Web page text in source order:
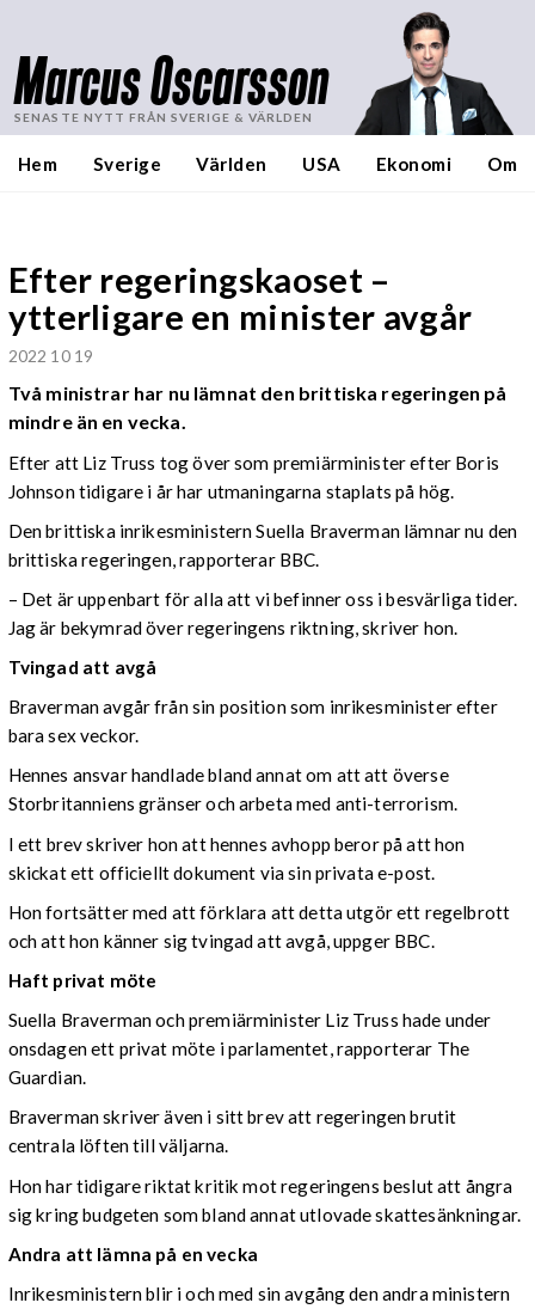
Marcus Oscarsson
SENASTE NYTT FRÅN SVERIGE & VÄRLDEN
Hem Sverige Världen USA Ekonomi Om
Efter regeringskaoset –
ytterligare en minister avgår
2022 10 19
Två ministrar har nu lämnat den brittiska regeringen på
mindre än en vecka.
Efter att Liz Truss tog över som premiärminister efter Boris
Johnson tidigare i år har utmaningarna staplats på hög.
Den brittiska inrikesministern Suella Braverman lämnar nu den
brittiska regeringen, rapporterar BBC.
– Det är uppenbart för alla att vi befinner oss i besvärliga tider.
Jag är bekymrad över regeringens riktning, skriver hon.
Tvingad att avgå
Braverman avgår från sin position som inrikesminister efter
bara sex veckor.
Hennes ansvar handlade bland annat om att att överse
Storbritanniens gränser och arbeta med anti-terrorism.
I ett brev skriver hon att hennes avhopp beror på att hon
skickat ett officiellt dokument via sin privata e-post.
Hon fortsätter med att förklara att detta utgör ett regelbrott
och att hon känner sig tvingad att avgå, uppger BBC.
Haft privat möte
Suella Braverman och premiärminister Liz Truss hade under
onsdagen ett privat möte i parlamentet, rapporterar The
Guardian.
Braverman skriver även i sitt brev att regeringen brutit
centrala löften till väljarna.
Hon har tidigare riktat kritik mot regeringens beslut att ångra
sig kring budgeten som bland annat utlovade skattesänkningar.
Andra att lämna på en vecka
Inrikesministern blir i och med sin avgång den andra ministern